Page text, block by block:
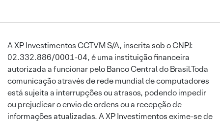
A XP Investimentos CCTVM S/A, inscrita sob o CNPJ:
02.332.886/0001-04, é uma instituição financeira
autorizada a funcionar pelo Banco Central do Brasil.Toda
comunicação através de rede mundial de computadores
está sujeita a interrupções ou atrasos, podendo impedir
ou prejudicar o envio de ordens ou a recepção de
informações atualizadas. A XP Investimentos exime-se de